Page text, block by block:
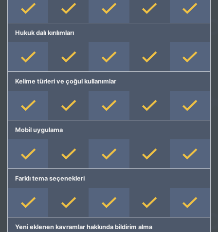
Hukuk dalı kırılımları
Kelime türleri ve çoğul kullanımlar
Mobil uygulama
Farklı tema seçenekleri
Yeni eklenen kavramlar hakkında bildirim alma